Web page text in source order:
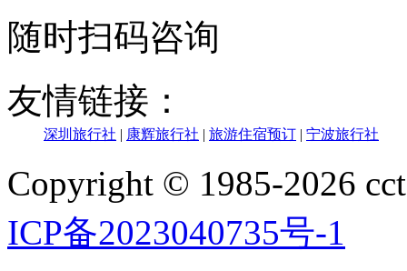
随时扫码咨询
友情链接：
深圳旅行社 | 康辉旅行社 | 旅游住宿预订 | 宁波旅行社
Copyright © 1985-2026
ICP备2023040735号-1